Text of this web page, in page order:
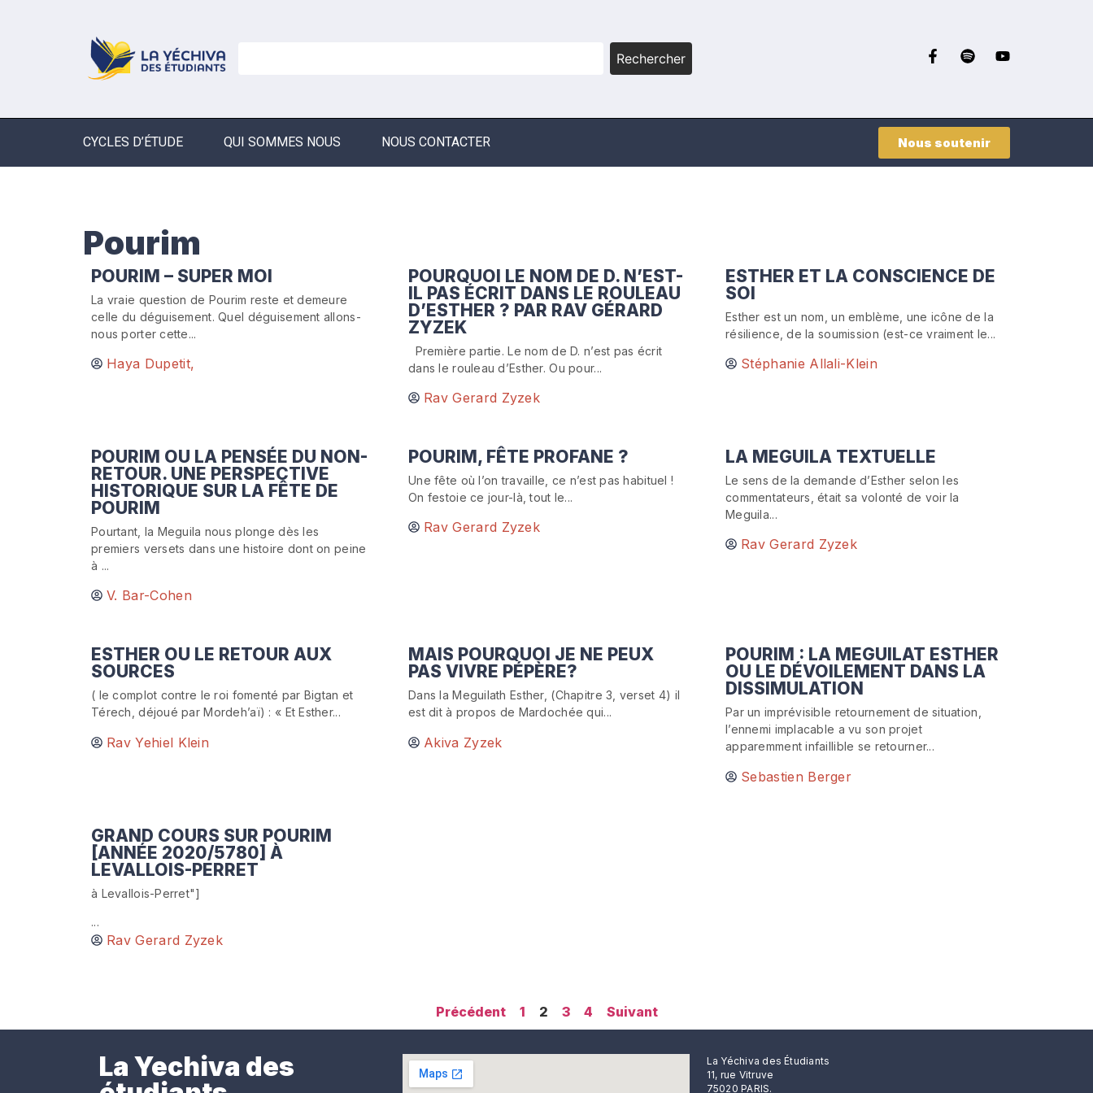
Rechercher
CYCLES D’ÉTUDE QUI SOMMES NOUS NOUS CONTACTER Nous soutenir
Pourim
POURIM – SUPER MOI
La vraie question de Pourim reste et demeure
celle du déguisement. Quel déguisement allons-
nous porter cette...
Haya Dupetit,
POURQUOI LE NOM DE D. N’EST-
IL PAS ÉCRIT DANS LE ROULEAU
D’ESTHER ? PAR RAV GÉRARD
ZYZEK
Première partie. Le nom de D. n’est pas écrit
dans le rouleau d’Esther. Ou pour...
Rav Gerard Zyzek
ESTHER ET LA CONSCIENCE DE
SOI
Esther est un nom, un emblème, une icône de la
résilience, de la soumission (est-ce vraiment le...
Stéphanie Allali-Klein
POURIM OU LA PENSÉE DU NON-
RETOUR. UNE PERSPECTIVE
HISTORIQUE SUR LA FÊTE DE
POURIM
Pourtant, la Meguila nous plonge dès les
premiers versets dans une histoire dont on peine
à ...
V. Bar-Cohen
POURIM, FÊTE PROFANE ?
Une fête où l’on travaille, ce n’est pas habituel !
On festoie ce jour-là, tout le...
Rav Gerard Zyzek
LA MEGUILA TEXTUELLE
Le sens de la demande d’Esther selon les
commentateurs, était sa volonté de voir la
Meguila...
Rav Gerard Zyzek
ESTHER OU LE RETOUR AUX
SOURCES
( le complot contre le roi fomenté par Bigtan et
Térech, déjoué par Mordeh’aï) : « Et Esther...
Rav Yehiel Klein
MAIS POURQUOI JE NE PEUX
PAS VIVRE PÉPÈRE?
Dans la Meguilath Esther, (Chapitre 3, verset 4) il
est dit à propos de Mardochée qui...
Akiva Zyzek
POURIM : LA MEGUILAT ESTHER
OU LE DÉVOILEMENT DANS LA
DISSIMULATION
Par un imprévisible retournement de situation,
l’ennemi implacable a vu son projet
apparemment infaillible se retourner...
Sebastien Berger
GRAND COURS SUR POURIM
[ANNÉE 2020/5780] À
LEVALLOIS-PERRET
à Levallois-Perret"]
...
Rav Gerard Zyzek
Précédent 1 2 3 4 Suivant
La Yechiva des
La Yéchiva des Étudiants
11, rue Vitruve
75020 PARIS.